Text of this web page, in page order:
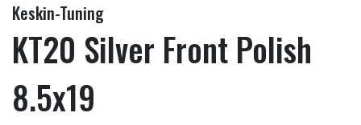
Keskin-Tuning
KT20 Silver Front Polish
8.5x19